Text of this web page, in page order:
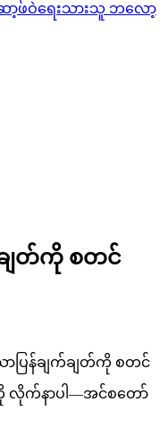
ာ့ဖ်ဝဲရေးသားသူ ဘလော့
ချတ်ကို စတင်
ာပြန်ချက်ချတ်ကို စတင်
က်နာပါ—အင်စတော်